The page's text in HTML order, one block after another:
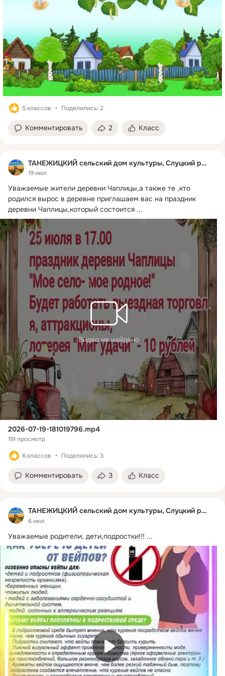
5 классов Поделились: 2
Комментировать 2 Класс
ТАНЕЖИЦКИЙ сельский дом культуры, Слуцкий район
19 июл
Уважаемые жители деревни Чаплицы,а также те ,кто
родился вырос в деревне приглашаем вас на праздник
деревни Чаплицы,который состоится ...
Видео не найдено
2026-07-19-181019796.mp4
191 просмотр
6 классов Поделились: 3
Комментировать 3 Класс
ТАНЕЖИЦКИЙ сельский дом культуры, Слуцкий район
6 июл
Уважаемые родители, дети,подростки!!! ...